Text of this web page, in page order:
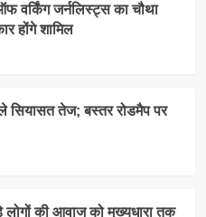
वर्किंग जर्नलिस्ट्स का चौथा
होंगे शामिल
सियासत तेज; बस्तर रोडमैप पर
लोगों की आवाज को मुख्यधारा तक